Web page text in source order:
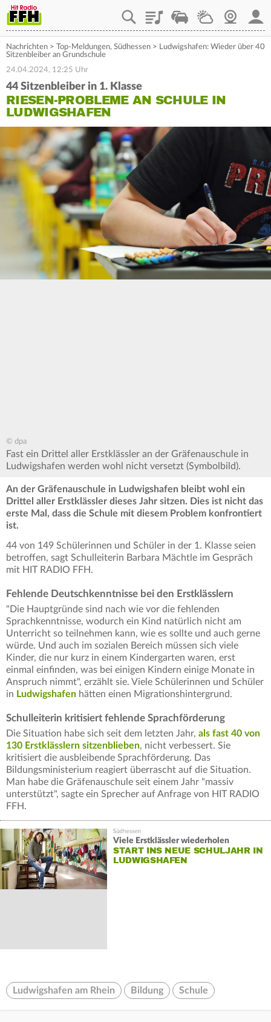
PlaylistStaupilotWetterWebcam
Nachrichten > Top-Meldungen, Südhessen > Ludwigshafen: Wieder über 40
Sitzenbleiber an Grundschule
24.04.2024, 12:25 Uhr
44 Sitzenbleiber in 1. Klasse
RIESEN-PROBLEME AN SCHULE IN
LUDWIGSHAFEN
© dpa
Fast ein Drittel aller Erstklässler an der Gräfenauschule in
Ludwigshafen werden wohl nicht versetzt (Symbolbild).
An der Gräfenauschule in Ludwigshafen bleibt wohl ein
Drittel aller Erstklässler dieses Jahr sitzen. Dies ist nicht das
erste Mal, dass die Schule mit diesem Problem konfrontiert
ist.
44 von 149 Schülerinnen und Schüler in der 1. Klasse seien
betroffen, sagt Schulleiterin Barbara Mächtle im Gespräch
mit HIT RADIO FFH.
Fehlende Deutschkenntnisse bei den Erstklässlern
"Die Hauptgründe sind nach wie vor die fehlenden
Sprachkenntnisse, wodurch ein Kind natürlich nicht am
Unterricht so teilnehmen kann, wie es sollte und auch gerne
würde. Und auch im sozialen Bereich müssen sich viele
Kinder, die nur kurz in einem Kindergarten waren, erst
einmal einfinden, was bei einigen Kindern einige Monate in
Anspruch nimmt", erzählt sie. Viele Schülerinnen und Schüler
in Ludwigshafen hätten einen Migrationshintergrund.
Schulleiterin kritisiert fehlende Sprachförderung
Die Situation habe sich seit dem letzten Jahr, als fast 40 von
130 Erstklässlern sitzenblieben, nicht verbessert. Sie
kritisiert die ausbleibende Sprachförderung. Das
Bildungsministerium reagiert überrascht auf die Situation.
Man habe die Gräfenauschule seit einem Jahr "massiv
unterstützt", sagte ein Sprecher auf Anfrage von HIT RADIO
FFH.
Viele Erstklässler wiederholen
START INS NEUE SCHULJAHR IN
LUDWIGSHAFEN
Ludwigshafen am Rhein Bildung Schule